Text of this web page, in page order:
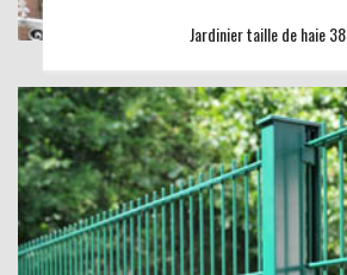
Jardinier taille de haie 38